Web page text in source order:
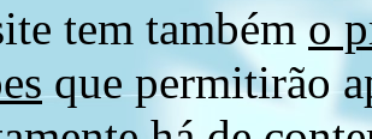
tem também o
que permitirão